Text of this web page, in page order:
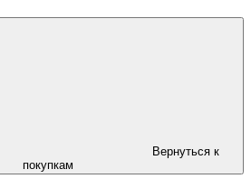
Вернуться к
покупкам